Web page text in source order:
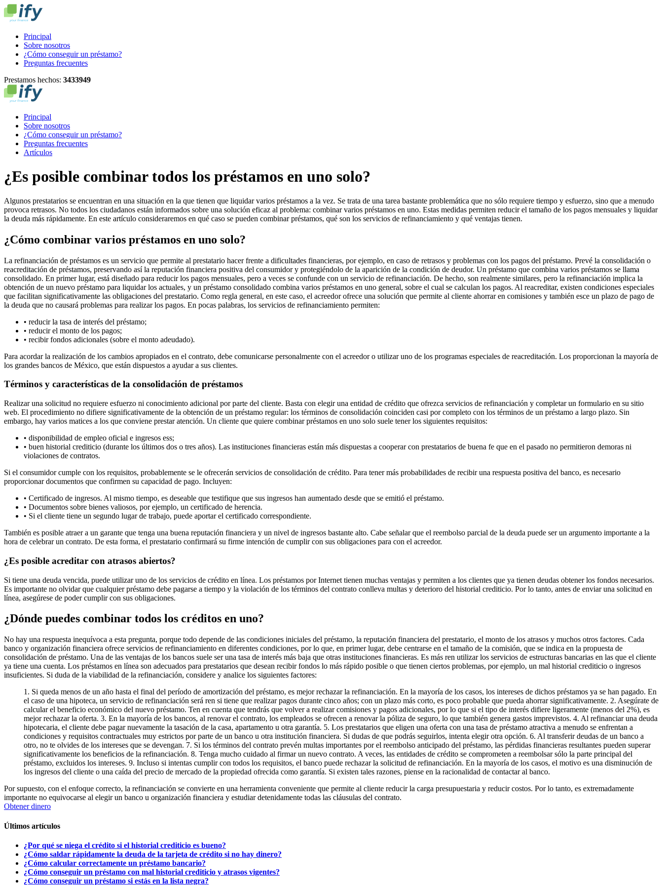
Principal
Sobre nosotros
¿Cómo conseguir un préstamo?
Preguntas frecuentes
Prestamos hechos: 3433949
Principal
Sobre nosotros
¿Cómo conseguir un préstamo?
Preguntas frecuentes
Artículos
¿Es posible combinar todos los préstamos en uno solo?
Algunos prestatarios se encuentran en una situación en la que tienen que liquidar varios préstamos a la vez. Se trata de una tarea bastante problemática que no sólo requiere tiempo y esfuerzo, sino que a menudo
provoca retrasos. No todos los ciudadanos están informados sobre una solución eficaz al problema: combinar varios préstamos en uno. Estas medidas permiten reducir el tamaño de los pagos mensuales y liquidar
la deuda más rápidamente. En este artículo consideraremos en qué caso se pueden combinar préstamos, qué son los servicios de refinanciamiento y qué ventajas tienen.
¿Cómo combinar varios préstamos en uno solo?
La refinanciación de préstamos es un servicio que permite al prestatario hacer frente a dificultades financieras, por ejemplo, en caso de retrasos y problemas con los pagos del préstamo. Prevé la consolidación o
reacreditación de préstamos, preservando así la reputación financiera positiva del consumidor y protegiéndolo de la aparición de la condición de deudor. Un préstamo que combina varios préstamos se llama
consolidado. En primer lugar, está diseñado para reducir los pagos mensuales, pero a veces se confunde con un servicio de refinanciación. De hecho, son realmente similares, pero la refinanciación implica la
obtención de un nuevo préstamo para liquidar los actuales, y un préstamo consolidado combina varios préstamos en uno general, sobre el cual se calculan los pagos. Al reacreditar, existen condiciones especiales
que facilitan significativamente las obligaciones del prestatario. Como regla general, en este caso, el acreedor ofrece una solución que permite al cliente ahorrar en comisiones y también esce un plazo de pago de
la deuda que no causará problemas para realizar los pagos. En pocas palabras, los servicios de refinanciamiento permiten:
• reducir la tasa de interés del préstamo;
• reducir el monto de los pagos;
• recibir fondos adicionales (sobre el monto adeudado).
Para acordar la realización de los cambios apropiados en el contrato, debe comunicarse personalmente con el acreedor o utilizar uno de los programas especiales de reacreditación. Los proporcionan la mayoría de
los grandes bancos de México, que están dispuestos a ayudar a sus clientes.
Términos y características de la consolidación de préstamos
Realizar una solicitud no requiere esfuerzo ni conocimiento adicional por parte del cliente. Basta con elegir una entidad de crédito que ofrezca servicios de refinanciación y completar un formulario en su sitio
web. El procedimiento no difiere significativamente de la obtención de un préstamo regular: los términos de consolidación coinciden casi por completo con los términos de un préstamo a largo plazo. Sin
embargo, hay varios matices a los que conviene prestar atención. Un cliente que quiere combinar préstamos en uno solo suele tener los siguientes requisitos:
• disponibilidad de empleo oficial e ingresos ess;
• buen historial crediticio (durante los últimos dos o tres años). Las instituciones financieras están más dispuestas a cooperar con prestatarios de buena fe que en el pasado no permitieron demoras ni
violaciones de contratos.
Si el consumidor cumple con los requisitos, probablemente se le ofrecerán servicios de consolidación de crédito. Para tener más probabilidades de recibir una respuesta positiva del banco, es necesario
proporcionar documentos que confirmen su capacidad de pago. Incluyen:
• Certificado de ingresos. Al mismo tiempo, es deseable que testifique que sus ingresos han aumentado desde que se emitió el préstamo.
• Documentos sobre bienes valiosos, por ejemplo, un certificado de herencia.
• Si el cliente tiene un segundo lugar de trabajo, puede aportar el certificado correspondiente.
También es posible atraer a un garante que tenga una buena reputación financiera y un nivel de ingresos bastante alto. Cabe señalar que el reembolso parcial de la deuda puede ser un argumento importante a la
hora de celebrar un contrato. De esta forma, el prestatario confirmará su firme intención de cumplir con sus obligaciones para con el acreedor.
¿Es posible acreditar con atrasos abiertos?
Si tiene una deuda vencida, puede utilizar uno de los servicios de crédito en línea. Los préstamos por Internet tienen muchas ventajas y permiten a los clientes que ya tienen deudas obtener los fondos necesarios.
Es importante no olvidar que cualquier préstamo debe pagarse a tiempo y la violación de los términos del contrato conlleva multas y deterioro del historial crediticio. Por lo tanto, antes de enviar una solicitud en
línea, asegúrese de poder cumplir con sus obligaciones.
¿Dónde puedes combinar todos los créditos en uno?
No hay una respuesta inequívoca a esta pregunta, porque todo depende de las condiciones iniciales del préstamo, la reputación financiera del prestatario, el monto de los atrasos y muchos otros factores. Cada
banco y organización financiera ofrece servicios de refinanciamiento en diferentes condiciones, por lo que, en primer lugar, debe centrarse en el tamaño de la comisión, que se indica en la propuesta de
consolidación de préstamo. Una de las ventajas de los bancos suele ser una tasa de interés más baja que otras instituciones financieras. Es más ren utilizar los servicios de estructuras bancarias en las que el cliente
ya tiene una cuenta. Los préstamos en línea son adecuados para prestatarios que desean recibir fondos lo más rápido posible o que tienen ciertos problemas, por ejemplo, un mal historial crediticio o ingresos
insuficientes. Si duda de la viabilidad de la refinanciación, considere y analice los siguientes factores:
1. Si queda menos de un año hasta el final del período de amortización del préstamo, es mejor rechazar la refinanciación. En la mayoría de los casos, los intereses de dichos préstamos ya se han pagado. En
el caso de una hipoteca, un servicio de refinanciación será ren si tiene que realizar pagos durante cinco años; con un plazo más corto, es poco probable que pueda ahorrar significativamente. 2. Asegúrate de
calcular el beneficio económico del nuevo préstamo. Ten en cuenta que tendrás que volver a realizar comisiones y pagos adicionales, por lo que si el tipo de interés difiere ligeramente (menos del 2%), es
mejor rechazar la oferta. 3. En la mayoría de los bancos, al renovar el contrato, los empleados se ofrecen a renovar la póliza de seguro, lo que también genera gastos imprevistos. 4. Al refinanciar una deuda
hipotecaria, el cliente debe pagar nuevamente la tasación de la casa, apartamento u otra garantía. 5. Los prestatarios que eligen una oferta con una tasa de préstamo atractiva a menudo se enfrentan a
condiciones y requisitos contractuales muy estrictos por parte de un banco u otra institución financiera. Si dudas de que podrás seguirlos, intenta elegir otra opción. 6. Al transferir deudas de un banco a
otro, no te olvides de los intereses que se devengan. 7. Si los términos del contrato prevén multas importantes por el reembolso anticipado del préstamo, las pérdidas financieras resultantes pueden superar
significativamente los beneficios de la refinanciación. 8. Tenga mucho cuidado al firmar un nuevo contrato. A veces, las entidades de crédito se comprometen a reembolsar sólo la parte principal del
préstamo, excluidos los intereses. 9. Incluso si intentas cumplir con todos los requisitos, el banco puede rechazar la solicitud de refinanciación. En la mayoría de los casos, el motivo es una disminución de
los ingresos del cliente o una caída del precio de mercado de la propiedad ofrecida como garantía. Si existen tales razones, piense en la racionalidad de contactar al banco.
Por supuesto, con el enfoque correcto, la refinanciación se convierte en una herramienta conveniente que permite al cliente reducir la carga presupuestaria y reducir costos. Por lo tanto, es extremadamente
importante no equivocarse al elegir un banco u organización financiera y estudiar detenidamente todas las cláusulas del contrato.
Obtener dinero
Últimos artículos
¿Por qué se niega el crédito si el historial crediticio es bueno?
¿Cómo saldar rápidamente la deuda de la tarjeta de crédito si no hay dinero?
¿Cómo calcular correctamente un préstamo bancario?
¿Cómo conseguir un préstamo con mal historial crediticio y atrasos vigentes?
¿Cómo conseguir un préstamo si estás en la lista negra?